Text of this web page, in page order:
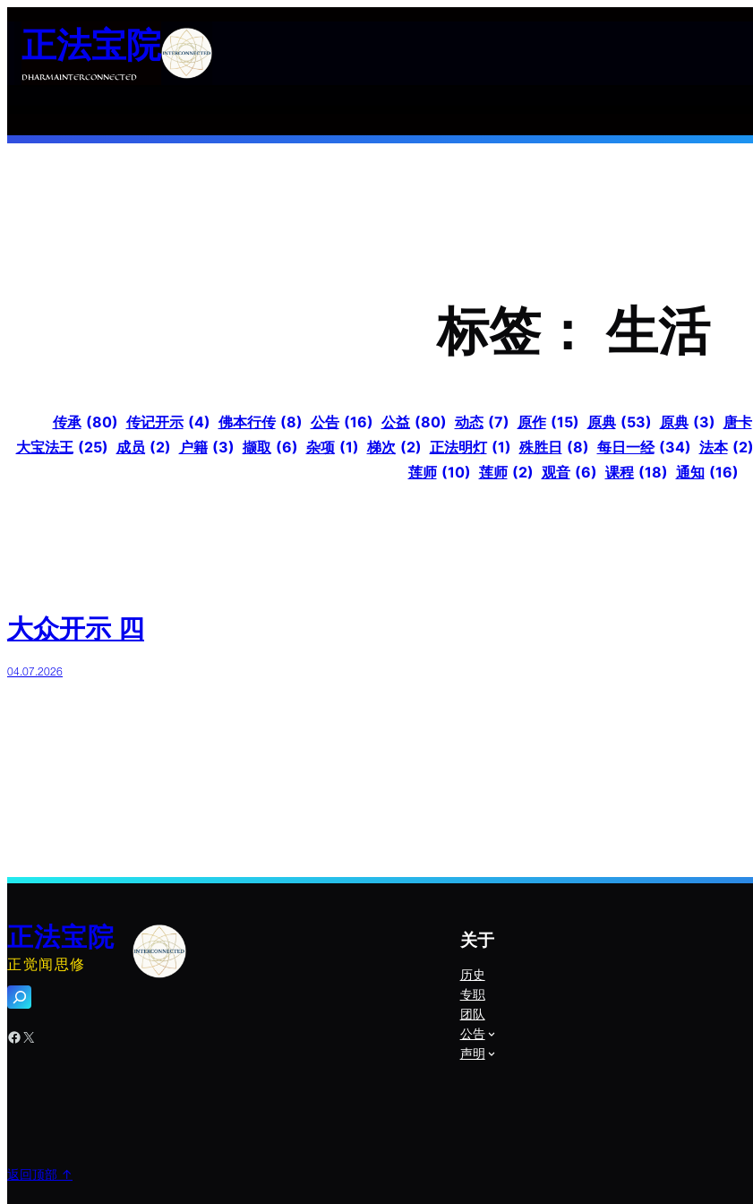
正法宝院
DHARMAINTERCONNECTED
标签：生活
传承 (80) 传记开示 (4) 佛本行传 (8) 公告 (16) 公益 (80) 动态 (7) 原作 (15) 原典 (53) 原典 (3) 唐卡
大宝法王 (25) 成员 (2) 户籍 (3) 撷取 (6) 杂项 (1) 梯次 (2) 正法明灯 (1) 殊胜日 (8) 每日一经 (34) 法本 (2)
莲师 (10) 莲师 (2) 观音 (6) 课程 (18) 通知 (16)
大众开示 四
04.07.2026
正法宝院
正觉闻思修
搜
索
Facebook X
关于
历史
专职
团队
公告
声明
返回顶部 ↑